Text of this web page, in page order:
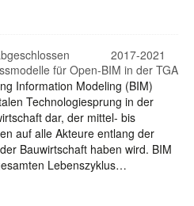
2017-2021
für Open-BIM in der TGA
Information Modeling (BIM)
Technologiesprung in der
dar, der mittel- bis
auf alle Akteure entlang der
Bauwirtschaft haben wird. BIM
Lebenszyklus…